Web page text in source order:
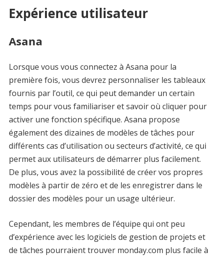
Expérience utilisateur
Asana
Lorsque vous vous connectez à Asana pour la
première fois, vous devrez personnaliser les tableaux
fournis par l’outil, ce qui peut demander un certain
temps pour vous familiariser et savoir où cliquer pour
activer une fonction spécifique. Asana propose
également des dizaines de modèles de tâches pour
différents cas d’utilisation ou secteurs d’activité, ce qui
permet aux utilisateurs de démarrer plus facilement.
De plus, vous avez la possibilité de créer vos propres
modèles à partir de zéro et de les enregistrer dans le
dossier des modèles pour un usage ultérieur.
Cependant, les membres de l’équipe qui ont peu
d’expérience avec les logiciels de gestion de projets et
de tâches pourraient trouver monday.com plus facile à